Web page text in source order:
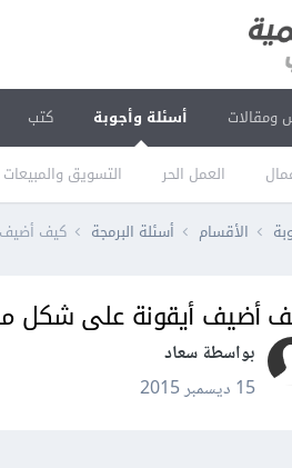
ومقالات أسئلة وأجوبة
العمل الحر التسويق والمبيعات
كتب
الأقسام أسئلة البرمجة كيف
أضيف أيقونة على شكل
بواسطة سعاد
15 ديسمبر 2015